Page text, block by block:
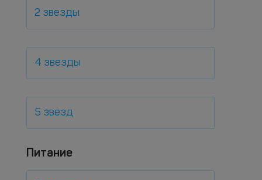
2 звезды
4 звезды
5 звезд
Питание